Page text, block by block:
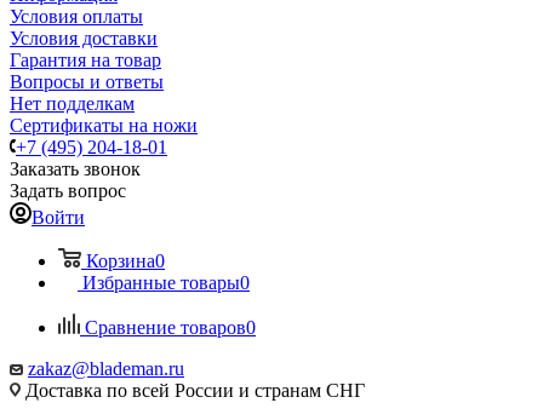
Условия оплаты
Условия доставки
Гарантия на товар
Вопросы и ответы
Нет подделкам
Сертификаты на ножи
+7 (495) 204-18-01
Заказать звонок
Задать вопрос
Войти
Корзина0
Избранные товары0
Сравнение товаров0
zakaz@blademan.ru
Доставка по всей России и странам СНГ